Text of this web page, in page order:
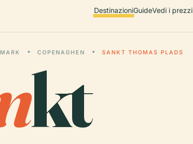
DestinazioniGuideVedi i prezzi
COPENAGHEN SANKT THOMAS PLADS
kt